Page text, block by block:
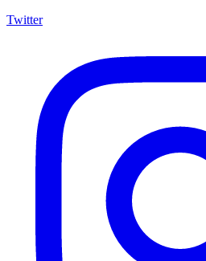
Twitter